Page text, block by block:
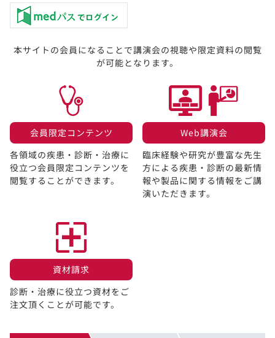
本サイトの会員になることで講演会の視聴や限定資料の閲覧
が可能となります。
会員限定コンテンツ​
各領域の疾患・診断・治療に
役立つ会員限定コンテンツを
閲覧することができます。​
Web講演会​
臨床経験や研究が豊富な先生
方による疾患・診断の最新情
報や製品に関する情報をご講
演いただきます。
資材請求​
診断・治療に役立つ資材をご
注文頂くことが可能です。